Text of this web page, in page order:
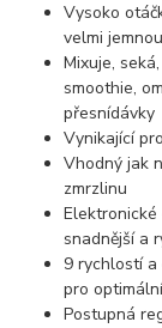
Vysoko
velmi
Mixuje,
smoothie,
přesnídávky
Vynikající
Vhodný jak
zmrzlinu
snadnější a
9 rychlostí a
pro
Postupná